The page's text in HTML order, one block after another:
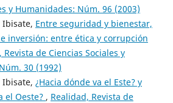
y Humanidades: Núm. 96 (2003)
Ibisate, Entre seguridad y bienestar,
inversión: entre ética y corrupción
Revista de Ciencias Sociales y
30 (1992)
Ibisate, ¿Hacia dónde va el Este? y
el Oeste? , Realidad, Revista de